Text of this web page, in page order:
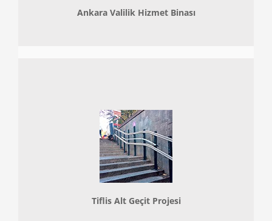
Ankara Valilik Hizmet Binası
Tiflis Alt Geçit Projesi